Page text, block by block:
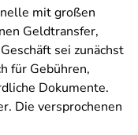
mit großen
Geldtransfer,
sei zunächst
für Gebühren,
Dokumente.
Die versprochenen